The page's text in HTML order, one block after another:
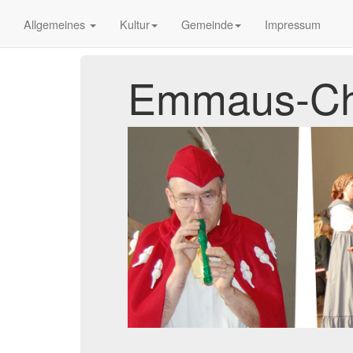
Allgemeines Kultur Gemeinde Impressum
Emmaus-